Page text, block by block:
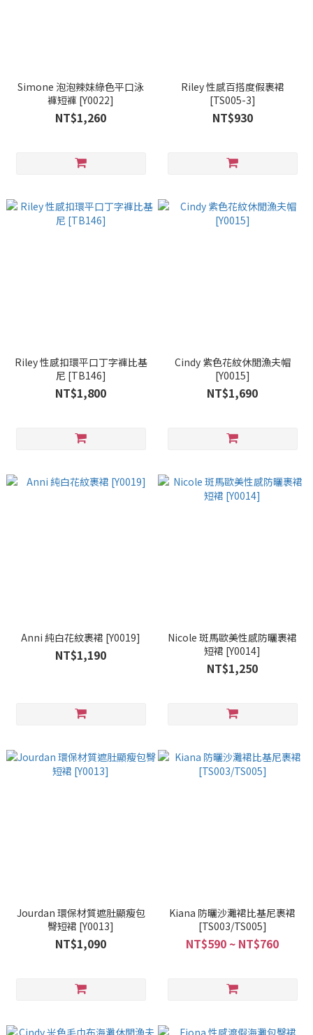
Simone 泡泡辣妹綠色平口泳
褲短褲 [Y0022]
NT$1,260
Riley 性感百搭度假裹裙
[TS005-3]
NT$930
Riley 性感扣環平口丁字褲比基
尼 [TB146]
NT$1,800
Cindy 紫色花紋休閒漁夫帽
[Y0015]
NT$1,690
Anni 純白花紋裹裙 [Y0019]
NT$1,190
Nicole 斑馬歐美性感防曬裹裙
短裙 [Y0014]
NT$1,250
Jourdan 環保材質遮肚顯瘦包
臀短裙 [Y0013]
NT$1,090
Kiana 防曬沙灘裙比基尼裹裙
[TS003/TS005]
NT$590 ~ NT$760